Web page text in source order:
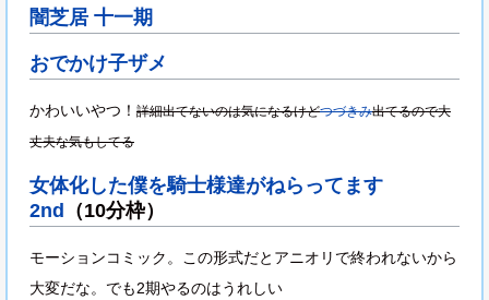
闇芝居 十一期
おでかけ子ザメ
かわいいやつ！ 詳細出てないのは気になるけどつづきみ出てるので大
丈夫な気もしてる
女体化した僕を騎士様達がねらってます
2nd （10分枠）
モーションコミック。この形式だとアニオリで終われないから
大変だな。でも2期やるのはうれしい